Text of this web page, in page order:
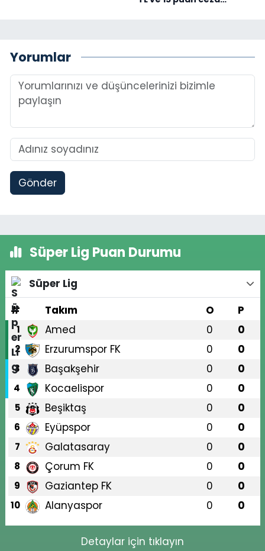
Yorumlar
Gönder
Süper Lig Puan Durumu
Süper Lig
#
Takım O P
1 Amed 0 0
2 Erzurumspor FK 0 0
3 Başakşehir 0 0
4 Kocaelispor 0 0
5 Beşiktaş 0 0
6 Eyüpspor 0 0
7 Galatasaray 0 0
8 Çorum FK 0 0
9 Gaziantep FK 0 0
10 Alanyaspor 0 0
Detaylar için tıklayın